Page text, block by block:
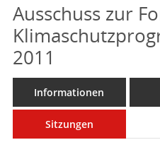
Ausschuss zur
2011
Informationen
Sitzungen